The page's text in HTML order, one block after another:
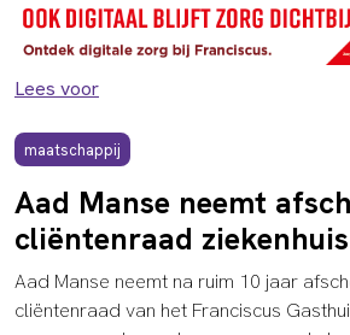
Lees voor
maatschappij
Aad Manse neemt
cliëntenraad ziekenhuis
Aad Manse neemt na ruim 10 jaar
cliëntenraad van het Franciscus